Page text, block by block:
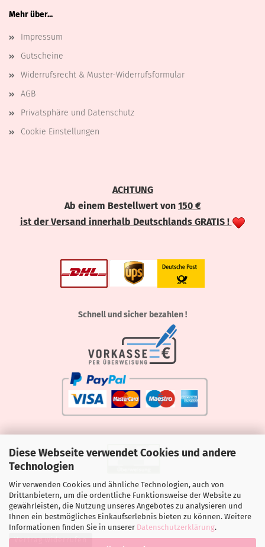
Diese Webseite verwendet Cookies und andere
Technologien
Wir verwenden Cookies und ähnliche Technologien, auch von
Drittanbietern, um die ordentliche Funktionsweise der Website zu
gewährleisten, die Nutzung unseres Angebotes zu analysieren und
Ihnen ein bestmögliches Einkaufserlebnis bieten zu können. Weitere
Informationen finden Sie in unserer Datenschutzerklärung.
Mehr über...
Impressum
Gutscheine
Widerrufsrecht & Muster-Widerrufsformular
AGB
Privatsphäre und Datenschutz
Cookie Einstellungen
ACHTUNG
Ab einem Bestellwert von 150 €
ist der Versand innerhalb Deutschlands GRATIS !
Schnell und sicher bezahlen !
Vertrag widerrufen